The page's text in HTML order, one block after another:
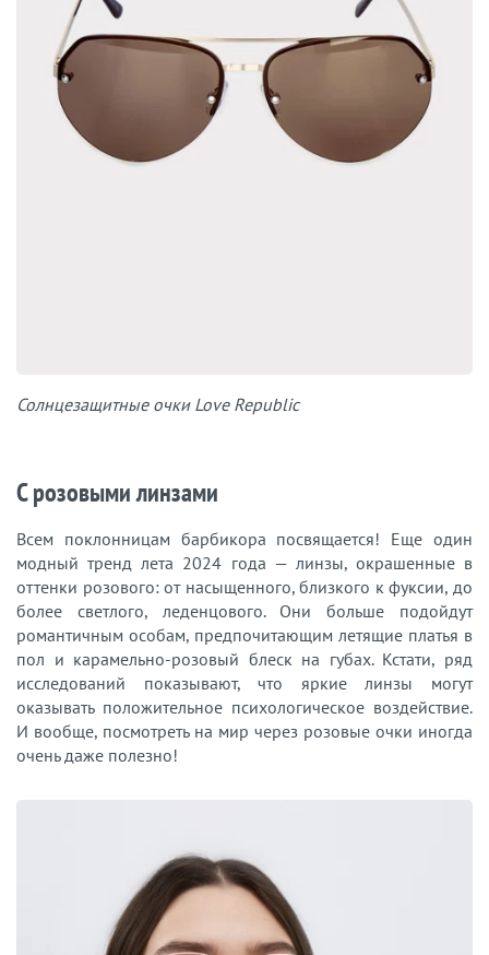
Солнцезащитные очки Love Republic
С розовыми линзами
Всем поклонницам барбикора посвящается! Еще один
модный тренд лета 2024 года — линзы, окрашенные в
оттенки розового: от насыщенного, близкого к фуксии, до
более светлого, леденцового. Они больше подойдут
романтичным особам, предпочитающим летящие платья в
пол и карамельно-розовый блеск на губах. Кстати, ряд
исследований показывают, что яркие линзы могут
оказывать положительное психологическое воздействие.
И вообще, посмотреть на мир через розовые очки иногда
очень даже полезно!